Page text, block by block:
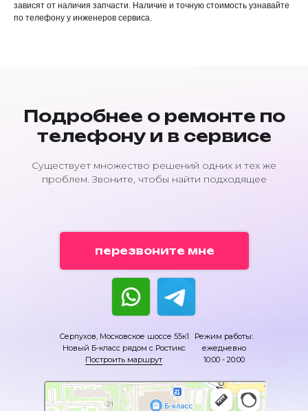
зависят от наличия запчасти. Наличие и точную стоимость узнавайте
по телефону у инженеров сервиса.
Подробнее о ремонте по
телефону и в сервисе
Существует множество решений одних и тех же
проблем. Звоните, чтобы найти подходящее
перезвоните мне
Серпухов, Московское шоссе 55к1
Новый Б-класс рядом с Ростикс
Построить маршрут
Режим работы:
ежедневно
10:00 - 20:00